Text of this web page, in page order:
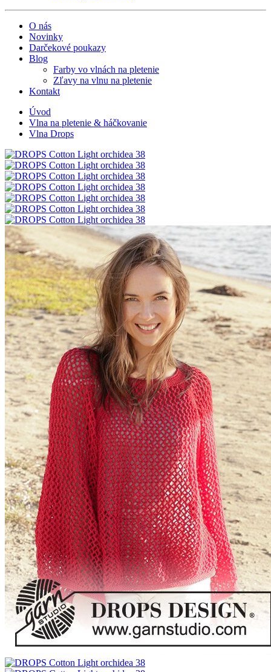
O nás
Novinky
Darčekové poukazy
Blog
Farby vo vlnách na pletenie
Zľavy na vlnu na pletenie
Kontakt
Úvod
Vlna na pletenie & háčkovanie
Vlna Drops